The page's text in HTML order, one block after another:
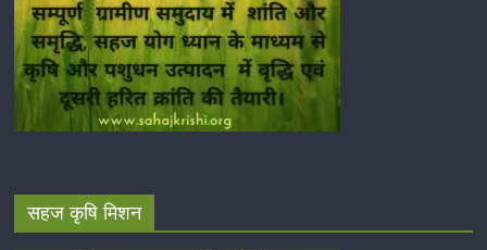
सहज कृषि मिशन